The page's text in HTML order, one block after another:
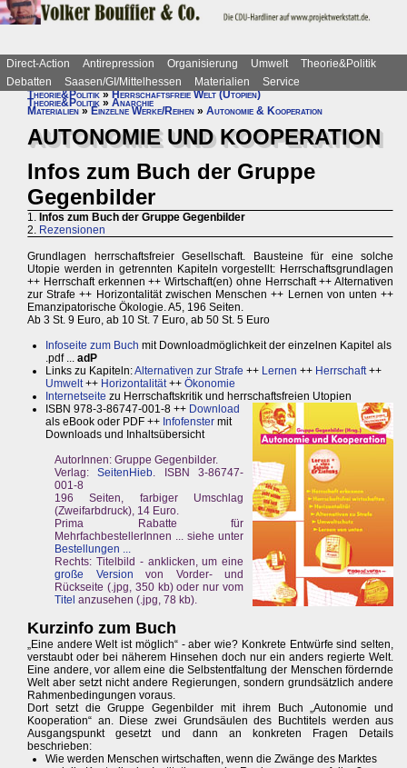
Direct-Action Antirepression Organisierung Umwelt
Theorie&Politik
Debatten
Saasen/GI/Mittelhessen Materialien
Service
Theorie&Politik»Herrschaftsfreie Welt (Utopien)
Theorie&Politik » Anarchie
Materialien » Einzelne Werke/Reihen » Autonomie & Kooperation
AUTONOMIE UND KOOPERATION
Infos zum Buch der Gruppe
Gegenbilder
1. Infos zum Buch der Gruppe Gegenbilder
2. Rezensionen
Grundlagen herrschaftsfreier Gesellschaft. Bausteine für eine solche
Utopie werden in getrennten Kapiteln vorgestellt: Herrschaftsgrundlagen
++ Herrschaft erkennen ++ Wirtschaft(en) ohne Herrschaft ++ Alternativen
zur Strafe ++ Horizontalität zwischen Menschen ++ Lernen von unten ++
Emanzipatorische Ökologie. A5, 196 Seiten.
Ab 3 St. 9 Euro, ab 10 St. 7 Euro, ab 50 St. 5 Euro
Infoseite zum Buch mit Downloadmöglichkeit der einzelnen Kapitel als
.pdf ... adP
Links zu Kapiteln:Alternativen zur Strafe ++ Lernen ++ Herrschaft++
Umwelt++ Horizontalität++ Ökonomie
Internetseite zu Herrschaftskritik und herrschaftsfreien Utopien
ISBN 978-3-86747-001-8 ++ Download
als eBook oder PDF ++ Infofenster mit
Downloads und Inhaltsübersicht
AutorInnen: Gruppe Gegenbilder.
Verlag:SeitenHieb. ISBN 3-86747-
001-8
196 Seiten, farbiger Umschlag
(Zweifarbdruck), 14 Euro.
Prima Rabatte für
MehrfachbestellerInnen ... siehe unter
Bestellungen ...
Rechts: Titelbild - anklicken, um eine
große Version von Vorder- und
Rückseite (.jpg, 350 kb) oder nur vom
Titel anzusehen (.jpg, 78 kb).
Kurzinfo zum Buch
„Eine andere Welt ist möglich“ - aber wie? Konkrete Entwürfe sind selten,
verstaubt oder bei näherem Hinsehen doch nur ein anders regierte Welt.
Eine andere, vor allem eine die Selbstentfaltung der Menschen fördernde
Welt aber setzt nicht andere Regierungen, sondern grundsätzlich andere
Rahmenbedingungen voraus.
Dort setzt die Gruppe Gegenbilder mit ihrem Buch „Autonomie und
Kooperation“ an. Diese zwei Grundsäulen des Buchtitels werden aus
Ausgangspunkt gesetzt und dann an konkreten Fragen Details
beschrieben:
Wie werden Menschen wirtschaften, wenn die Zwänge des Marktes